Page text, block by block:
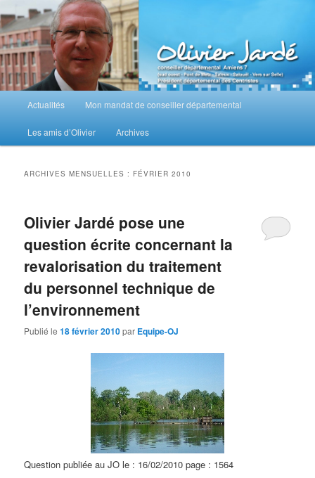
au
contenu
principal
au
contenu
secondaire
u
Actualités Mon mandat de conseiller départemental
Les amis d’Olivier Archives
ARCHIVES MENSUELLES : FÉVRIER 2010
Olivier Jardé pose une
question écrite concernant la
revalorisation du traitement
du personnel technique de
l’environnement
Publié le18 février 2010par Equipe-OJ
Question publiée au JO le : 16/02/2010 page : 1564